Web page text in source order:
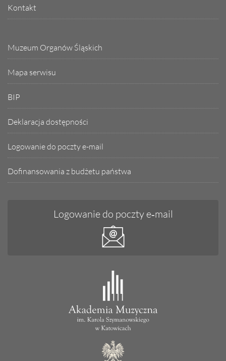
Kontakt
Muzeum Organów Śląskich
Mapa serwisu
BIP
Deklaracja dostępności
Logowanie do poczty e-mail
Dofinansowania z budżetu państwa
Logowanie do poczty e‑mail